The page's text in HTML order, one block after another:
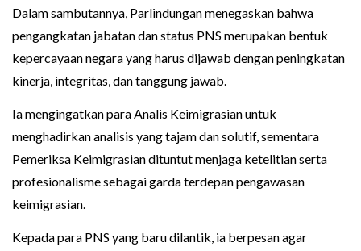
Dalam sambutannya, Parlindungan menegaskan bahwa
pengangkatan jabatan dan status PNS merupakan bentuk
kepercayaan negara yang harus dijawab dengan peningkatan
kinerja, integritas, dan tanggung jawab.
Ia mengingatkan para Analis Keimigrasian untuk
menghadirkan analisis yang tajam dan solutif, sementara
Pemeriksa Keimigrasian dituntut menjaga ketelitian serta
profesionalisme sebagai garda terdepan pengawasan
keimigrasian.
Kepada para PNS yang baru dilantik, ia berpesan agar